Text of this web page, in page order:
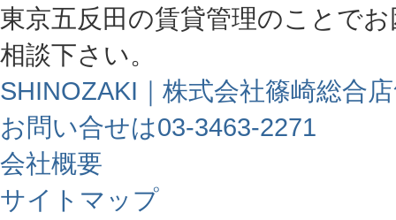
東京五反田の賃貸管理のことで
相談下さい。
SHINOZAKI｜株式会社篠崎総合
お問い合せは03-3463-2271
会社概要
サイトマップ